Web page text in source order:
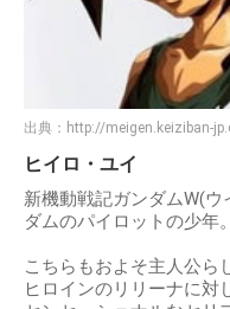
出典： http://meigen.keiziban-
ヒイロ・ユイ
新機動戦記ガンダムW(
ダムのパイロットの少年。
こちらもおよそ主人公ら
ヒロインのリリーナに対